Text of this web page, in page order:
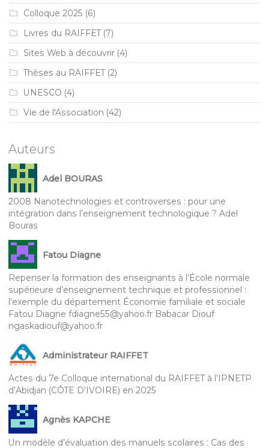
Colloque 2025 (6)
Livres du RAIFFET(7)
Sites Web à découvrir (4)
Thèses au RAIFFET(2)
UNESCO (4)
Vie de l'Association (42)
Auteurs
Adel BOURAS
2008 Nanotechnologies et controverses : pour une
intégration dans l’enseignement technologique ? Adel
Bouras
Fatou Diagne
Repenser la formation des enseignants à l’École normale
supérieure d’enseignement technique et professionnel :
l’exemple du département Économie familiale et sociale
Fatou Diagne fdiagne55@yahoo.fr Babacar Diouf
ngaskadiouf@yahoo.fr
Administrateur RAIFFET
Actes du 7e Colloque international du RAIFFET à l’IPNETP
d’Abidjan (CÔTE D’IVOIRE) en 2025
Agnès KAPCHE
Un modèle d’évaluation des manuels scolaires : Cas des